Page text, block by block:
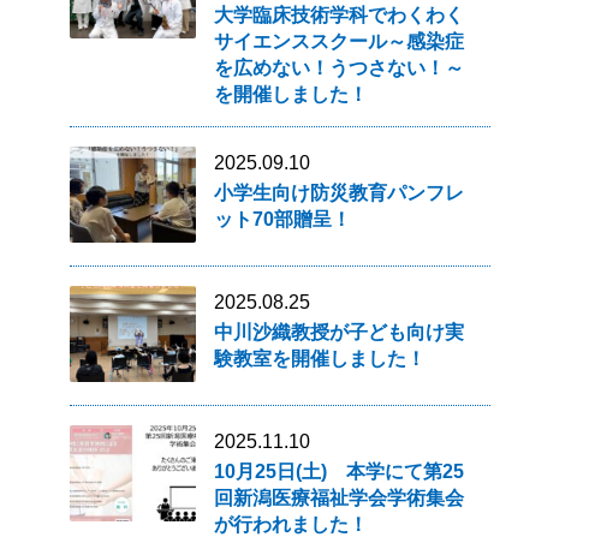
大学臨床技術学科でわくわく
サイエンススクール～感染症
を広めない！うつさない！～
を開催しました！
2025.09.10
小学生向け防災教育パンフレ
ット70部贈呈！
2025.08.25
中川沙織教授が子ども向け実
験教室を開催しました！
2025.11.10
10月25日(土) 本学にて第25
回新潟医療福祉学会学術集会
が行われました！